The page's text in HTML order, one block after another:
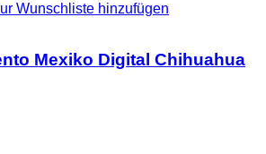
Wunschliste hinzufügen
Mexiko Digital Chihuahua